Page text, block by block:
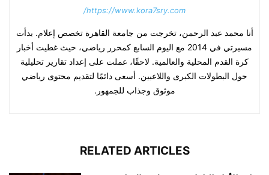
https://www.kora7sry.com/
أنا محمد عبد الرحمن، تخرجت من جامعة القاهرة تخصص إعلام. بدأت
مسيرتي في 2014 مع اليوم السابع كمحرر رياضي، حيث غطيت أخبار
كرة القدم المحلية والعالمية. لاحقًا، عملت على إعداد تقارير تحليلية
حول البطولات الكبرى واللاعبين. أسعى دائمًا لتقديم محتوى رياضي
موثوق وجذاب للجمهور.
RELATED ARTICLES